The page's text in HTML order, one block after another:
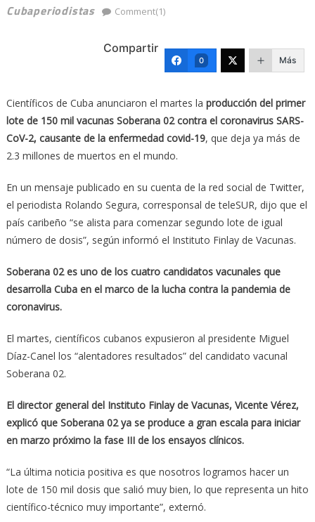
Cubaperiodistas
Comment(1)
Compartir
0 Más
Científicos de Cuba anunciaron el martes la producción del primer
lote de 150 mil vacunas Soberana 02 contra el coronavirus SARS-
CoV-2, causante de la enfermedad covid-19, que deja ya más de
2.3 millones de muertos en el mundo.
En un mensaje publicado en su cuenta de la red social de Twitter,
el periodista Rolando Segura, corresponsal de teleSUR, dijo que el
país caribeño “se alista para comenzar segundo lote de igual
número de dosis”, según informó el Instituto Finlay de Vacunas.
Soberana 02 es uno de los cuatro candidatos vacunales que
desarrolla Cuba en el marco de la lucha contra la pandemia de
coronavirus.
El martes, científicos cubanos expusieron al presidente Miguel
Díaz-Canel los “alentadores resultados” del candidato vacunal
Soberana 02.
El director general del Instituto Finlay de Vacunas, Vicente Vérez,
explicó que Soberana 02 ya se produce a gran escala para iniciar
en marzo próximo la fase III de los ensayos clínicos.
“La última noticia positiva es que nosotros logramos hacer un
lote de 150 mil dosis que salió muy bien, lo que representa un hito
científico-técnico muy importante”, externó.